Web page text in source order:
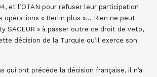
et l’OTAN pour refuser leur participation
opérations « Berlin plus »… Rien ne peut
SACEUR » à passer outre ce droit de veto,
décision de la Turquie qu’il exerce son
qui ont précédé la décision française, il n’a